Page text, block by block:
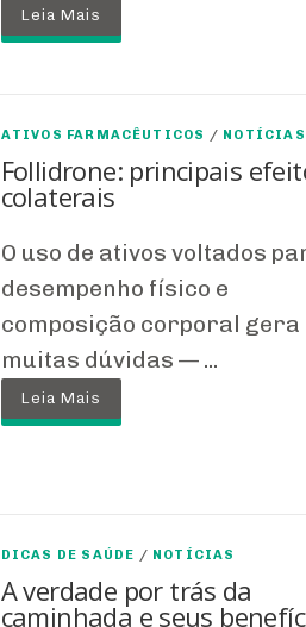
Leia Mais
ATIVOS FARMACÊUTICOS / NOTÍCIAS
Follidrone: principais
colaterais
O uso de ativos voltados
desempenho físico e
composição corporal gera
muitas dúvidas — ...
Leia Mais
DICAS DE SAÚDE / NOTÍCIAS
A verdade por trás da
caminhada e seus